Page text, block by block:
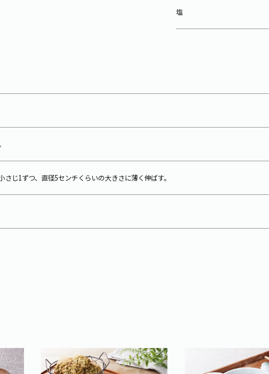
塩
さじ1ずつ、直径5センチくらいの大きさに薄く伸ばす。